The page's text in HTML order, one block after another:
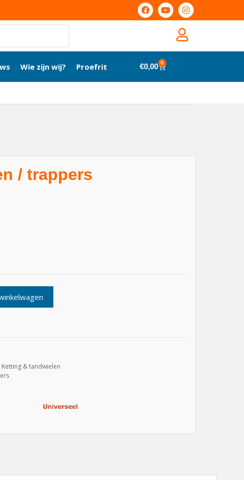
Wie zijn wij? Proefrit €0,00 0
/ trappers
Ketting & tandwielen